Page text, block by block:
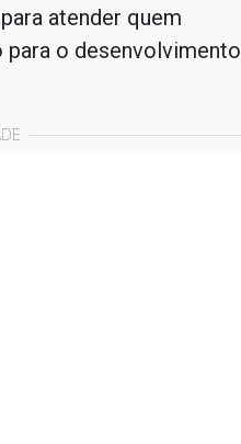
atender quem
o desenvolvimento